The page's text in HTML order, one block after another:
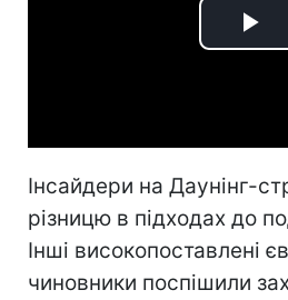
Інсайдери на Даунінг-
різницю в підходах до
Інші високопоставлені
чиновники поспішили